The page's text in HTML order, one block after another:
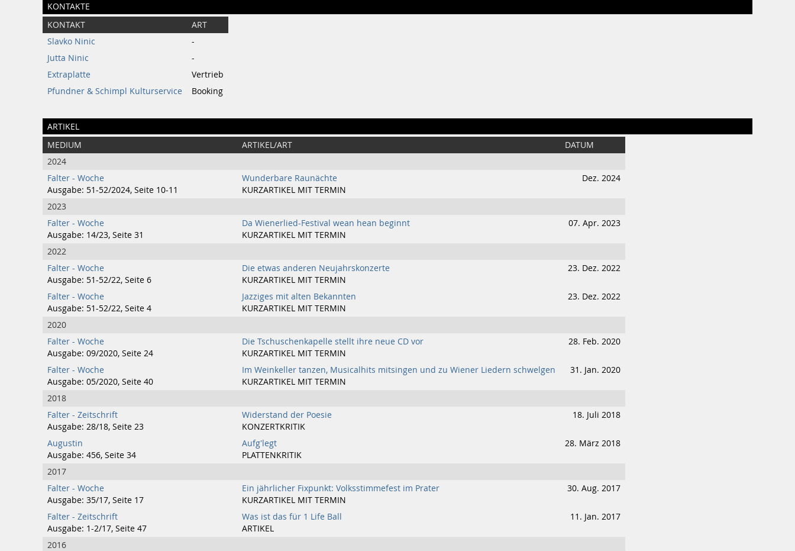
KONTAKTE
KONTAKT
ART
Slavko Ninic
-
Jutta Ninic
-
Extraplatte
Vertrieb
Pfundner & Schimpl Kulturservice
Booking
ARTIKEL
MEDIUM ARTIKEL/ART
DATUM
2024
Falter - Woche
Ausgabe: 51-52/2024, Seite 10-11
Wunderbare Raunächte
KURZARTIKEL MIT TERMIN
Dez. 2024
2023
Falter - Woche
Ausgabe: 14/23, Seite 31
Da Wienerlied-Festival wean hean beginnt
KURZARTIKEL MIT TERMIN
07. Apr. 2023
2022
Falter - Woche
Ausgabe: 51-52/22, Seite 6
Die etwas anderen Neujahrskonzerte
KURZARTIKEL MIT TERMIN
23. Dez. 2022
Falter - Woche
Ausgabe: 51-52/22, Seite 4
Jazziges mit alten Bekannten
KURZARTIKEL MIT TERMIN
23. Dez. 2022
2020
Falter - Woche
Ausgabe: 09/2020, Seite 24
Die Tschuschenkapelle stellt ihre neue CD vor
KURZARTIKEL MIT TERMIN
28. Feb. 2020
Falter - Woche
Ausgabe: 05/2020, Seite 40
Im Weinkeller tanzen, Musicalhits mitsingen und zu Wiener Liedern schwelgen
KURZARTIKEL MIT TERMIN
31. Jan. 2020
2018
Falter - Zeitschrift
Ausgabe: 28/18, Seite 23
Widerstand der Poesie
KONZERTKRITIK
18. Juli 2018
Augustin
Ausgabe: 456, Seite 34
Aufg'legt
PLATTENKRITIK
28. März 2018
2017
Falter - Woche
Ausgabe: 35/17, Seite 17
Ein jährlicher Fixpunkt: Volksstimmefest im Prater
KURZARTIKEL MIT TERMIN
30. Aug. 2017
Falter - Zeitschrift
Ausgabe: 1-2/17, Seite 47
Was ist das für 1 Life Ball
ARTIKEL
11. Jan. 2017
2016